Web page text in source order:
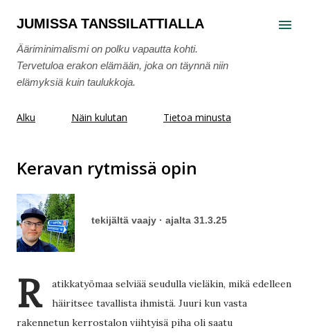
Siirry pääsisältöön
JUMISSA TANSSILATTIALLA
Ääriminimalismi on polku vapautta kohti.
Tervetuloa erakon elämään, joka on täynnä niin
elämyksiä kuin taulukkoja.
Alku Näin kulutan Tietoa minusta
Keravan rytmissä opin
tekijältä vaajy ajalta 31.3.25
R
atikkatyömaa selviää seudulla vieläkin, mikä edelleen
häiritsee tavallista ihmistä. Juuri kun vasta
rakennetun kerrostalon viihtyisä piha oli saatu